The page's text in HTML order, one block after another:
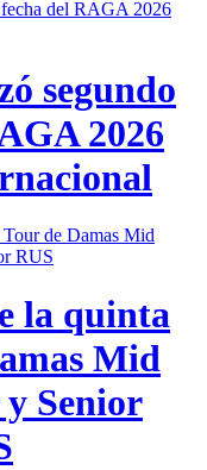
segundo
2026
la quinta
Mid
Senior